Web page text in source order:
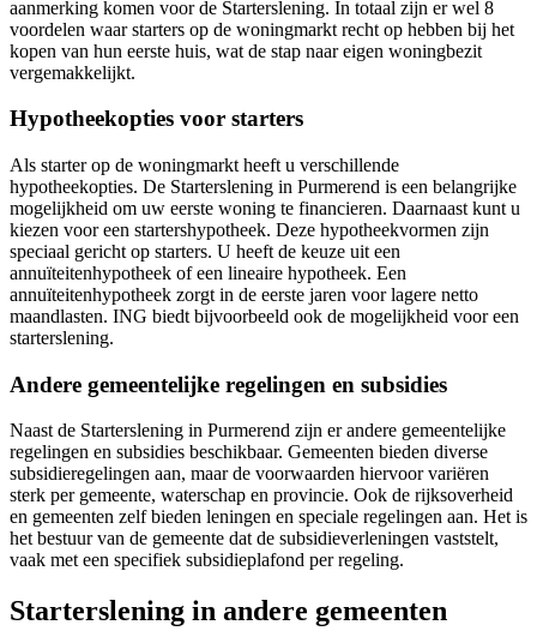
aanmerking komen voor de Starterslening. In totaal zijn er wel 8
voordelen waar starters op de woningmarkt recht op hebben bij het
kopen van hun eerste huis, wat de stap naar eigen woningbezit
vergemakkelijkt.
Hypotheekopties voor starters
Als starter op de woningmarkt heeft u verschillende
hypotheekopties. De Starterslening in Purmerend is een belangrijke
mogelijkheid om uw eerste woning te financieren. Daarnaast kunt u
kiezen voor een startershypotheek. Deze hypotheekvormen zijn
speciaal gericht op starters. U heeft de keuze uit een
annuïteitenhypotheek of een lineaire hypotheek. Een
annuïteitenhypotheek zorgt in de eerste jaren voor lagere netto
maandlasten. ING biedt bijvoorbeeld ook de mogelijkheid voor een
starterslening.
Andere gemeentelijke regelingen en subsidies
Naast de Starterslening in Purmerend zijn er andere gemeentelijke
regelingen en subsidies beschikbaar. Gemeenten bieden diverse
subsidieregelingen aan, maar de voorwaarden hiervoor variëren
sterk per gemeente, waterschap en provincie. Ook de rijksoverheid
en gemeenten zelf bieden leningen en speciale regelingen aan. Het is
het bestuur van de gemeente dat de subsidieverleningen vaststelt,
vaak met een specifiek subsidieplafond per regeling.
Starterslening in andere gemeenten